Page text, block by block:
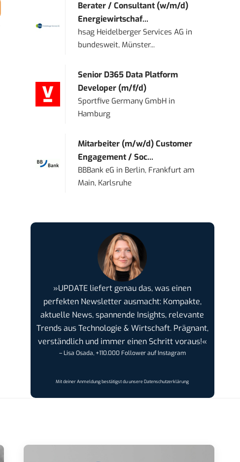
Berater / Consultant (w/m/d)
Energiewirtschaf...
hsag Heidelberger Services AG in
bundesweit, Münster...
Senior D365 Data Platform
Developer (m/f/d)
Sportfive Germany GmbH in
Hamburg
Mitarbeiter (m/w/d) Customer
Engagement / Soc...
BBBank eG in Berlin, Frankfurt am
Main, Karlsruhe
»UPDATE liefert genau das, was einen
perfekten Newsletter ausmacht: Kompakte,
aktuelle News, spannende Insights, relevante
Trends aus Technologie & Wirtschaft. Prägnant,
verständlich und immer einen Schritt voraus!«
– Lisa Osada, +110.000 Follower auf Instagram
Mit deiner Anmeldung bestätigst du unsereDatenschutzerklärung